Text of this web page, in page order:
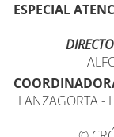
ESPECIAL
LANZAGORTA